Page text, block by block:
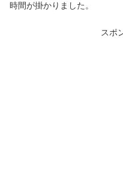
時間が掛かりました。
スポ